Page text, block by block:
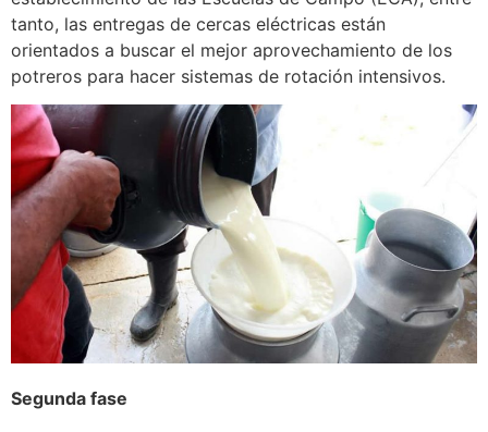
tanto, las entregas de cercas eléctricas están
orientados a buscar el mejor aprovechamiento de los
potreros para hacer sistemas de rotación intensivos.
Segunda fase